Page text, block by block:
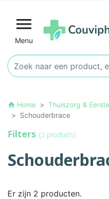

Menu
home Home Thuiszorg &
Schouderbrace
Filters (2 produits)
Er zijn 2 producten.